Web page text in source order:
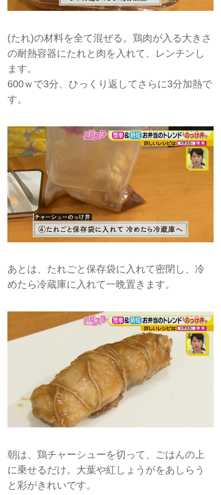
(たれ)の材料を全て混ぜる。鶏肉が入る大きさ
の耐熱容器にたれと肉を入れて、レンチンし
ます。
600ｗで3分、ひっくり返してさらに3分加熱で
す。
あとは、たれごと保存袋に入れて密閉し、冷
めたら冷蔵庫に入れて一晩置きます。
朝は、鶏チャーシューを切って、ごはんの上
に乗せるだけ。大葉や紅しょうがをあしらう
と彩がきれいです。